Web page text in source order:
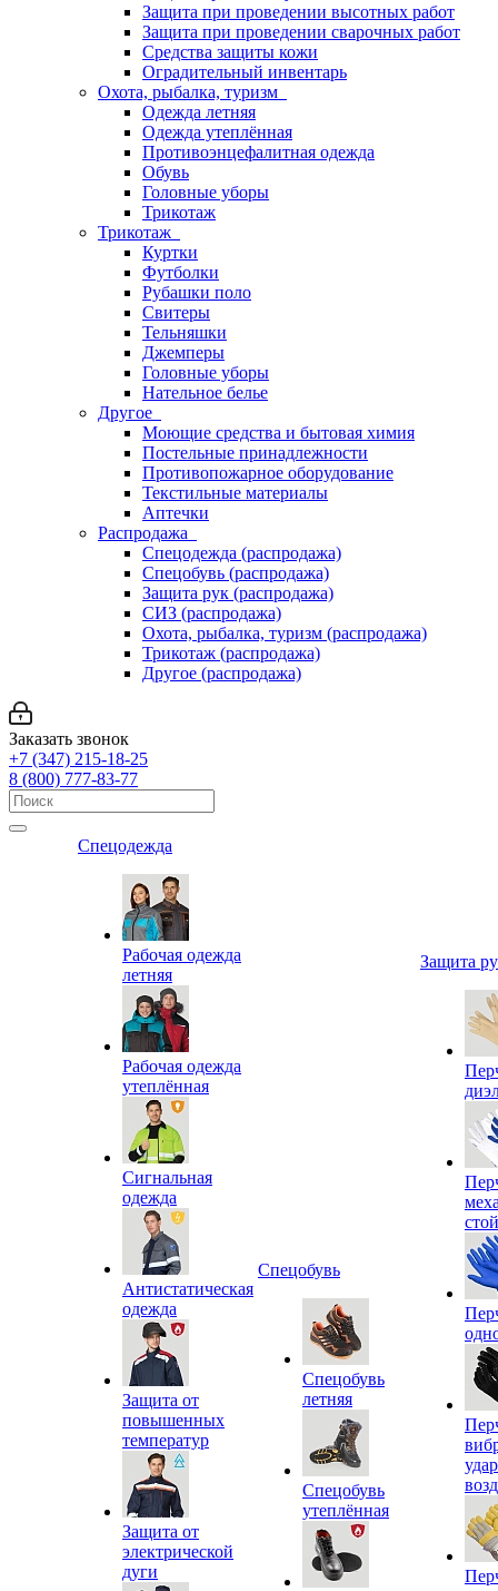
Защита при проведении высотных работ
Защита при проведении сварочных работ
Средства защиты кожи
Оградительный инвентарь
Охота, рыбалка, туризм
Одежда летняя
Одежда утеплённая
Противоэнцефалитная одежда
Обувь
Головные уборы
Трикотаж
Трикотаж
Куртки
Футболки
Рубашки поло
Свитеры
Тельняшки
Джемперы
Головные уборы
Нательное белье
Другое
Моющие средства и бытовая химия
Постельные принадлежности
Противопожарное оборудование
Текстильные материалы
Аптечки
Распродажа
Спецодежда (распродажа)
Спецобувь (распродажа)
Защита рук (распродажа)
СИЗ (распродажа)
Охота, рыбалка, туризм (распродажа)
Трикотаж (распродажа)
Другое (распродажа)
Заказать звонок
+7 (347) 215-18-25
8 (800) 777-83-77
Спецодежда
Рабочая одежда
летняя
Рабочая одежда
утеплённая
Сигнальная
одежда
Антистатическая
одежда
Защита от
повышенных
температур
Защита от
электрической
дуги
Спецобувь
Спецобувь
летняя
Спецобувь
утеплённая
Защита